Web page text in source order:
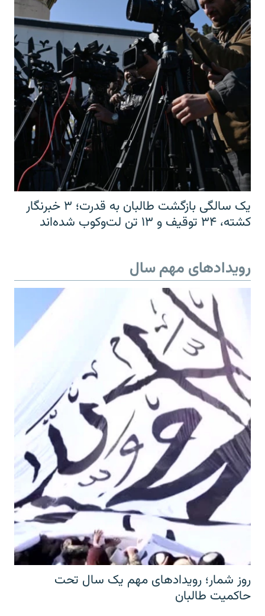
یک سالگی بازگشت طالبان به قدرت؛ ۳ خبرنگار
کشته، ۳۴ توقیف و ۱۳ تن لت‌وکوب شده‌اند
رویدادهای مهم سال
روز شمار؛ رویدادهای مهم یک سال تحت
حاکمیت طالبان